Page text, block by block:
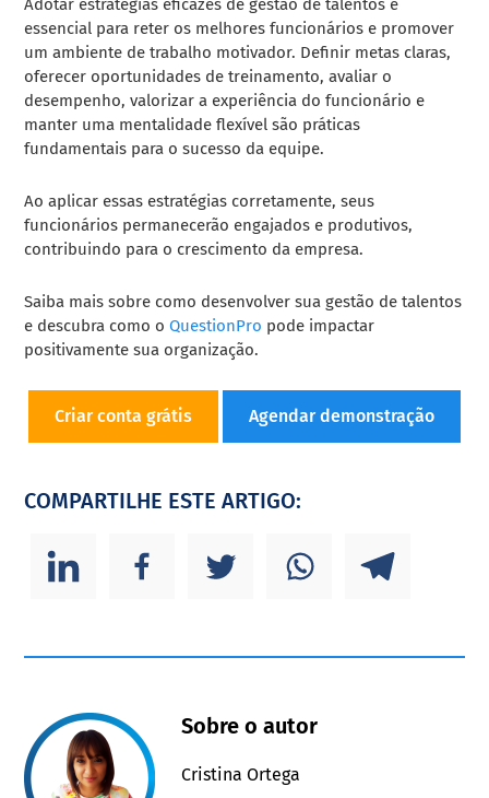
Adotar estratégias eficazes de gestão de talentos é
essencial para reter os melhores funcionários e promover
um ambiente de trabalho motivador. Definir metas claras,
oferecer oportunidades de treinamento, avaliar o
desempenho, valorizar a experiência do funcionário e
manter uma mentalidade flexível são práticas
fundamentais para o sucesso da equipe.
Ao aplicar essas estratégias corretamente, seus
funcionários permanecerão engajados e produtivos,
contribuindo para o crescimento da empresa.
Saiba mais sobre como desenvolver sua gestão de talentos
e descubra como oQuestionPro pode impactar
positivamente sua organização.
Criar conta grátis Agendar demonstração
COMPARTILHE ESTE ARTIGO:
Sobre o autor
Cristina Ortega